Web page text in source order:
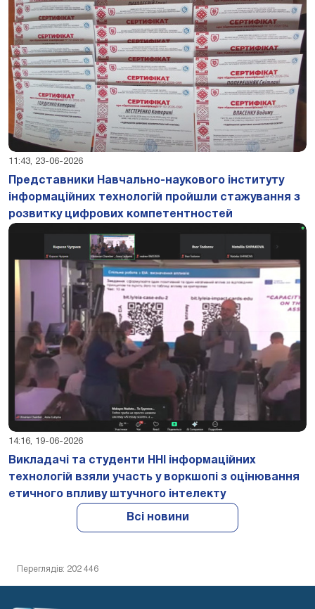
11:43, 23-06-2026
Представники Навчально-наукового інституту
інформаційних технологій пройшли стажування з
розвитку цифрових компетентностей
14:16, 19-06-2026
Викладачі та студенти ННІ інформаційних
технологій взяли участь у воркшопі з оцінювання
етичного впливу штучного інтелекту
Всі новини
Переглядів: 202 446